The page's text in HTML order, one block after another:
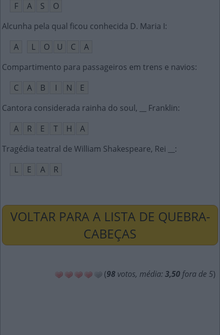
F
A S
O
Alcunha pela qual ficou conhecida D. Maria I:
A
L O U C
A
Compartimento para passageiros em trens e navios:
C
A B I N
E
Cantora considerada rainha do soul, __ Franklin:
A
R E T H
A
Tragédia teatral de William Shakespeare, Rei __ :
L
E A R
VOLTAR PARA A LISTA DE QUEBRA-
CABEÇAS
(98 votos, média: 3,50 fora de 5)